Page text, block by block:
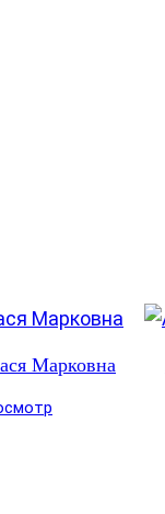
Марковна